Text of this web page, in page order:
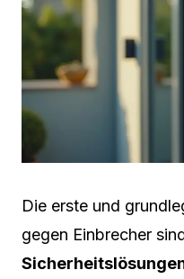
Die erste und
gegen Einbrecher